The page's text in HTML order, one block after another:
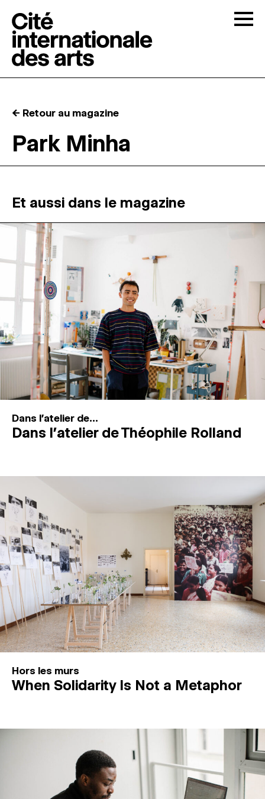
RÉSIDENCES ↓
ATELIERS OUVERTS
PROGRAMMATION
MAGAZINE
ESPACES DE PRATIQUE ARTISTIQUE ↓
Recherche
Connexion
← Retour au magazine
Park Minha
Et aussi dans le magazine
Dans l'atelier de...
Dans l’atelier de Théophile Rolland
Hors les murs
When Solidarity Is Not a Metaphor